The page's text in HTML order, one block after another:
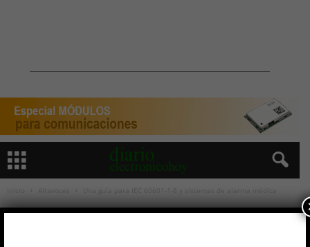
Altavoces Una guía para IEC 60601-1-8 y sistemas de alarma médica